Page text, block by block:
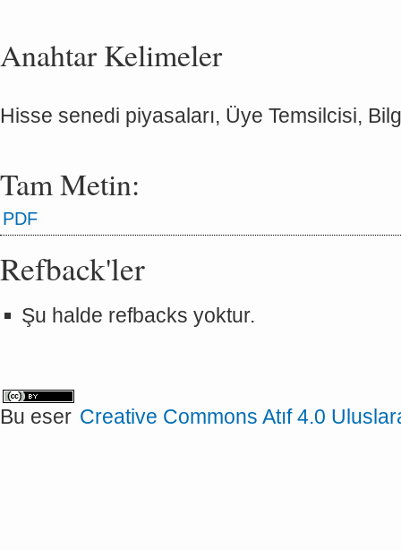
Anahtar Kelimeler
Hisse senedi piyasaları, Üye Temsilcisi,
Tam Metin:
PDF
Refback'ler
Şu halde refbacks yoktur.
Bu eser Creative Commons Atıf 4.0